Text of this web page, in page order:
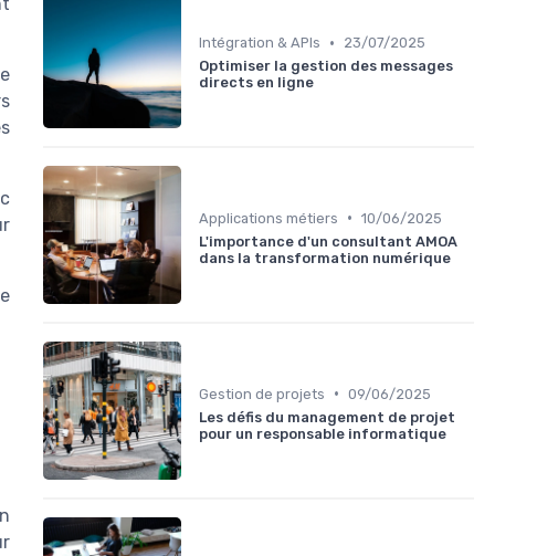
Intégration & APIs •
23/07/2025
Optimiser la gestion des messages
directs en ligne
Applications métiers • 10/06/2025
L'importance d'un consultant AMOA
dans la transformation numérique
Gestion de projets • 09/06/2025
Les défis du management de projet
pour un responsable informatique